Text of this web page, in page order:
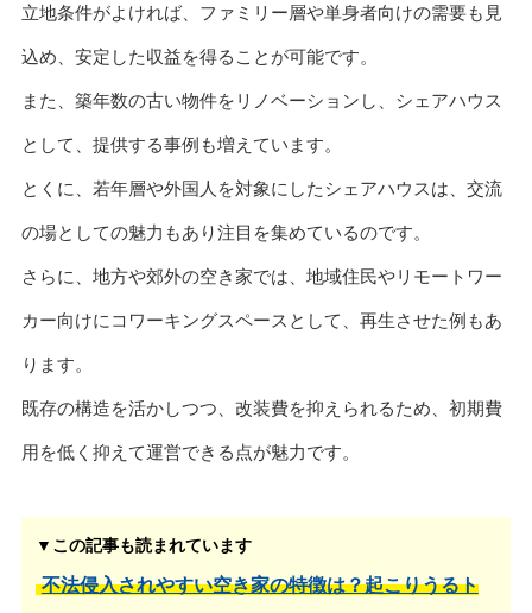
立地条件がよければ、ファミリー層や単身者向けの需要も見
込め、安定した収益を得ることが可能です。
また、築年数の古い物件をリノベーションし、シェアハウス
として、提供する事例も増えています。
とくに、若年層や外国人を対象にしたシェアハウスは、交流
の場としての魅力もあり注目を集めているのです。
さらに、地方や郊外の空き家では、地域住民やリモートワー
カー向けにコワーキングスペースとして、再生させた例もあ
ります。
既存の構造を活かしつつ、改装費を抑えられるため、初期費
用を低く抑えて運営できる点が魅力です。
▼この記事も読まれています
不法侵入されやすい空き家の特徴は？起こりうるト